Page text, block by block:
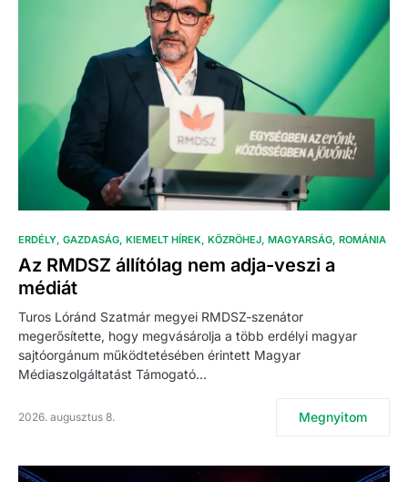
ERDÉLY GAZDASÁG KIEMELT HÍREK KÖZRÖHEJ MAGYARSÁG ROMÁNIA
Az RMDSZ állítólag nem adja-veszi a
médiát
Turos Lóránd Szatmár megyei RMDSZ-szenátor
megerősítette, hogy megvásárolja a több erdélyi magyar
sajtóorgánum működtetésében érintett Magyar
Médiaszolgáltatást Támogató…
2026. augusztus 8. Megnyitom